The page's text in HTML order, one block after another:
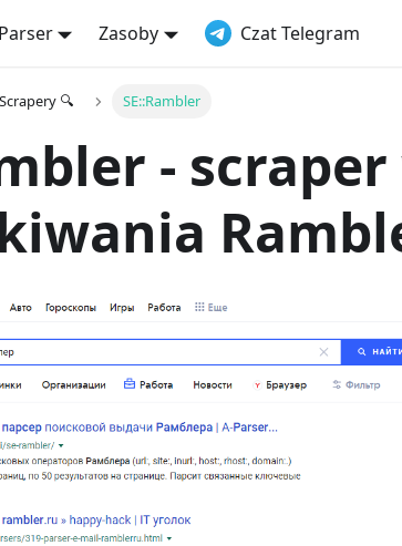
Zasoby Czat Telegram
🔍 SE::Rambler
-